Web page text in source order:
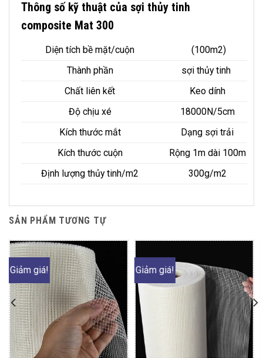
Thông số kỹ thuật của sợi thủy tinh
composite Mat 300
Diện tích bề mặt/cuộn
(100m2)
Thành phần
sợi thủy tinh
Chất liên kết
Keo dính
Độ chịu xé
18000N/5cm
Kích thước mắt
Dạng sợi trải
Kích thước cuộn
Rộng 1m dài 100m
Định lượng thủy tinh/m2
300g/m2
SẢN PHẨM TƯƠNG TỰ
Giảm giá! Giảm giá!